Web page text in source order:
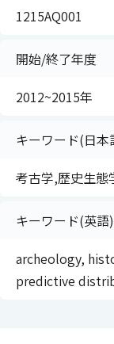
1215AQ001
開始/終了年度
2012~2015年
キーワード(日本
考古学,歴史生態
キーワード(英語)
archeology,
predictive